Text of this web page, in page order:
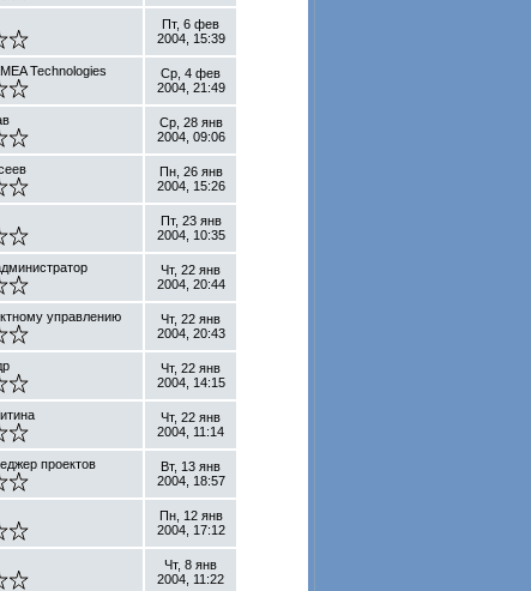
Пт, 6 фев
2004, 15:39
Technologies
Ср, 4 фев
2004, 21:49
Ср, 28 янв
2004, 09:06
Пн, 26 янв
2004, 15:26
Пт, 23 янв
2004, 10:35
Чт, 22 янв
2004, 20:44
управлению
Чт, 22 янв
2004, 20:43
Чт, 22 янв
2004, 14:15
Чт, 22 янв
2004, 11:14
проектов
Вт, 13 янв
2004, 18:57
Пн, 12 янв
2004, 17:12
Чт, 8 янв
2004, 11:22